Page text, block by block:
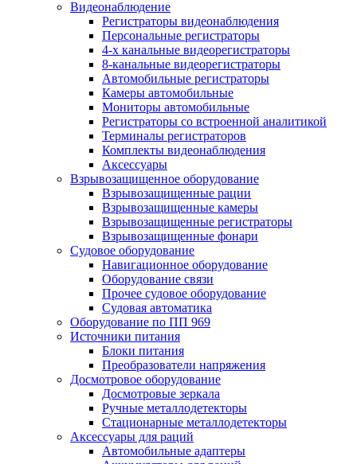
Видеонаблюдение
Регистраторы видеонаблюдения
Персональные регистраторы
4-х канальные видеорегистраторы
8-канальные видеорегистраторы
Автомобильные регистраторы
Камеры автомобильные
Мониторы автомобильные
Регистраторы со встроенной аналитикой
Терминалы регистраторов
Комплекты видеонаблюдения
Аксессуары
Взрывозащищенное оборудование
Взрывозащищенные рации
Взрывозащищенные камеры
Взрывозащищенные регистраторы
Взрывозащищенные фонари
Судовое оборудование
Навигационное оборудование
Оборудование связи
Прочее судовое оборудование
Судовая автоматика
Оборудование по ПП 969
Источники питания
Блоки питания
Преобразователи напряжения
Досмотровое оборудование
Досмотровые зеркала
Ручные металлодетекторы
Стационарные металлодетекторы
Аксессуары для раций
Автомобильные адаптеры